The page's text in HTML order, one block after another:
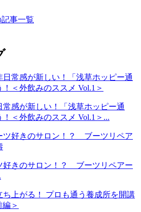
記事一覧
感が新しい！「浅草ホッピー通
！＜外飲みのススメ Vol.1＞...
好きのサロン！？ ブーツリペアー